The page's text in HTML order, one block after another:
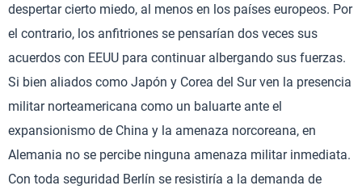
despertar cierto miedo, al menos en los países europeos. Por
el contrario, los anfitriones se pensarían dos veces sus
acuerdos con EEUU para continuar albergando sus fuerzas.
Si bien aliados como Japón y Corea del Sur ven la presencia
militar norteamericana como un baluarte ante el
expansionismo de China y la amenaza norcoreana, en
Alemania no se percibe ninguna amenaza militar inmediata.
Con toda seguridad Berlín se resistiría a la demanda de